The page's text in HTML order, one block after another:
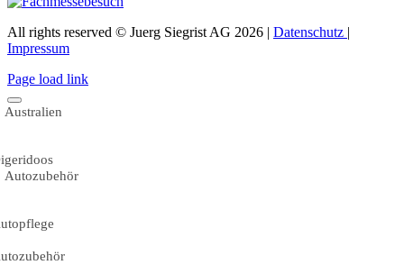
All rights reserved © Juerg Siegrist AG 2026 | Datenschutz |
Impressum
Page load link
Australien
Autozubehör